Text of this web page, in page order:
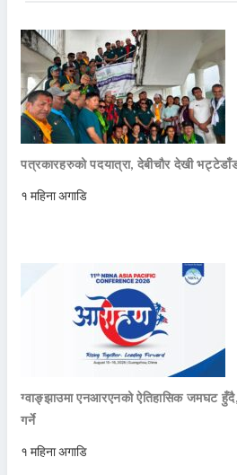
पत्रकारहरुको पदयात्रा, देबीचौर देखी
१ महिना अगाडि
ग्वाङ्झाउमा एनआरएनको ऐतिहासिक जमघट
गर्ने
१ महिना अगाडि